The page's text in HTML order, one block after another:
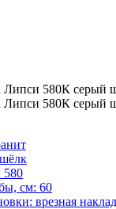
580
см: 60
врезная